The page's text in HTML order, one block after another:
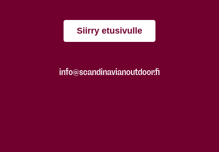
Siirry etusivulle
info@scandinavianoutdoor.fi